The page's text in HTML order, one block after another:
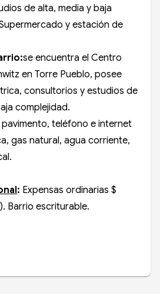
de alta, media y baja
y estación de
se encuentra el Centro
en Torre Pueblo, posee
consultorios y estudios de
complejidad.
pavimento, teléfono e internet
gas natural, agua corriente,
: Expensas ordinarias $
Barrio escriturable.